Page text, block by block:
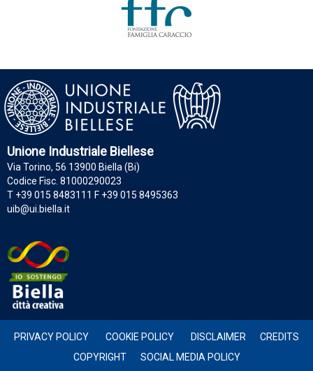
Unione Industriale Biellese
Via Torino, 56 13900 Biella (Bi)
Codice Fisc. 81000290023
T +39 015 8483111 F +39 015 8495363
uib@ui.biella.it
PRIVACY POLICY COOKIE POLICY DISCLAIMER
CREDITS
COPYRIGHT
SOCIAL MEDIA POLICY